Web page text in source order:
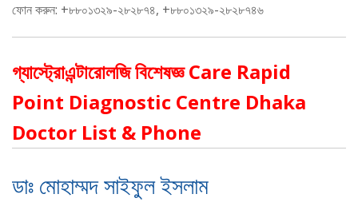
ফোন করুন: +৮৮০১৩২৯-২৮২৮৭৪, +৮৮০১৩২৯-২৮২৮৭৪৬
গ্যাস্ট্রোএন্টারোলজি বিশেষজ্ঞ Care Rapid
Point Diagnostic Centre Dhaka
Doctor List & Phone
ডাঃ মোহাম্মদ সাইফুল ইসলাম